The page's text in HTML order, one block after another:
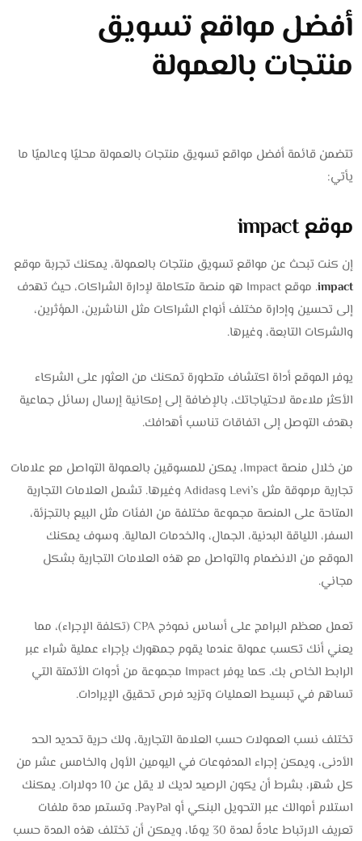
أفضل مواقع تسويق
منتجات بالعمولة
تتضمن قائمة أفضل مواقع تسويق منتجات بالعمولة محليًا وعالميًا ما
يأتي:
موقع impact
إن كنت تبحث عن مواقع تسويق منتجات بالعمولة، يمكنك تجربة موقع
impact
. موقع Impact هو منصة متكاملة لإدارة الشراكات، حيث تهدف
إلى تحسين وإدارة مختلف أنواع الشراكات مثل الناشرين، المؤثرين،
والشركات التابعة، وغيرها.
يوفر الموقع أداة اكتشاف متطورة تمكنك من العثور على الشركاء
الأكثر ملاءمة لاحتياجاتك، بالإضافة إلى إمكانية إرسال رسائل جماعية
بهدف التوصل إلى اتفاقات تناسب أهدافك.
من خلال منصة Impact، يمكن للمسوقين بالعمولة التواصل مع علامات
تجارية مرموقة مثل Levi’s وAdidas وغيرها. تشمل العلامات التجارية
المتاحة على المنصة مجموعة مختلفة من الفئات مثل البيع بالتجزئة،
السفر، اللياقة البدنية، الجمال، والخدمات المالية. وسوف يمكنك
الموقع من الانضمام والتواصل مع هذه العلامات التجارية بشكل
مجاني.
تعمل معظم البرامج على أساس نموذج CPA (تكلفة الإجراء)، مما
يعني أنك تكسب عمولة عندما يقوم جمهورك بإجراء عملية شراء عبر
الرابط الخاص بك. كما يوفر Impact مجموعة من أدوات الأتمتة التي
تساهم في تبسيط العمليات وتزيد فرص تحقيق الإيرادات.
تختلف نسب العمولات حسب العلامة التجارية، ولك حرية تحديد الحد
الأدنى، ويمكن إجراء المدفوعات في اليومين الأول والخامس عشر من
كل شهر، بشرط أن يكون الرصيد لديك لا يقل عن 10 دولارات. يمكنك
استلام أموالك عبر التحويل البنكي أو PayPal. وتستمر مدة ملفات
تعريف الارتباط عادةً لمدة 30 يومًا، ويمكن أن تختلف هذه المدة حسب